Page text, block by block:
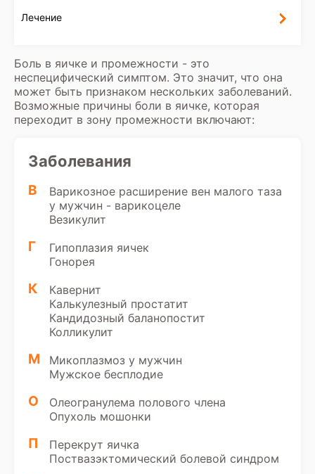
Лечение
Боль в яичке и промежности - это
неспецифический симптом. Это значит, что она
может быть признаком нескольких заболеваний.
Возможные причины боли в яичке, которая
переходит в зону промежности включают:
Заболевания
В
Варикозное расширение вен малого таза
у мужчин - варикоцеле
Везикулит
Г
Гипоплазия яичек
Гонорея
К
Кавернит
Калькулезный простатит
Кандидозный баланопостит
Колликулит
М
Микоплазмоз у мужчин
Мужское бесплодие
О
Олеогранулема полового члена
Опухоль мошонки
П
Перекрут яичка
Поствазэктомический болевой синдром